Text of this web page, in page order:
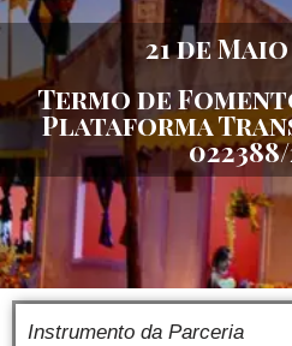
21 de
Termo de
Plataforma
Instrumento da Parceria